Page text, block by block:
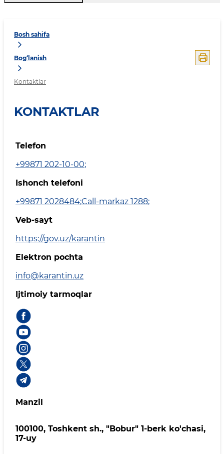
Bosh sahifa
Bog‘lanish
Kontaktlar
KONTAKTLAR
Telefon
+99871 202-10-00;
Ishonch telefoni
+99871 2028484;Call-markaz 1288;
Veb-sayt
https://gov.uz/karantin
Elektron pochta
info@karantin.uz
Ijtimoiy tarmoqlar
Manzil
100100, Toshkent sh., "Bobur" 1-berk ko'chasi,
17-uy